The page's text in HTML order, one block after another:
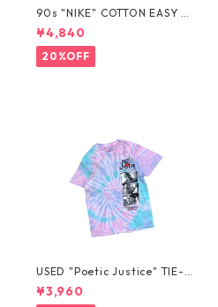
90s "NIKE" COTTON EASY S
HORTS
¥4,840
20%OFF
USED "Poetic Justice" TIE-D
YE TEE
¥3,960